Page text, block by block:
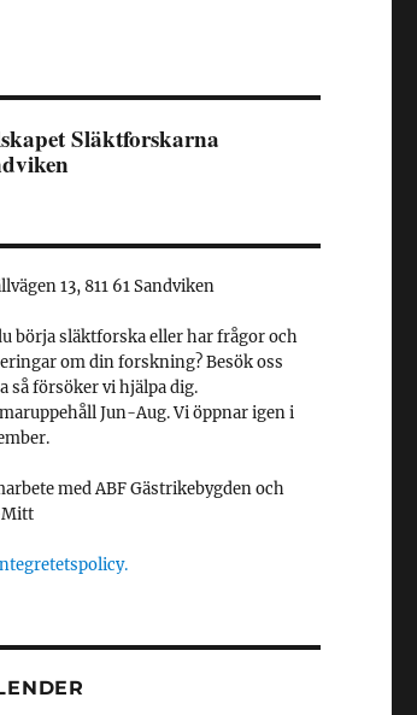
Släktforskarna
13, 811 61 Sandviken
börja släktforska eller har frågor och
om din forskning? Besök oss
så försöker vi hjälpa dig.
Jun-Aug. Vi öppnar igen i
med ABF Gästrikebygden och